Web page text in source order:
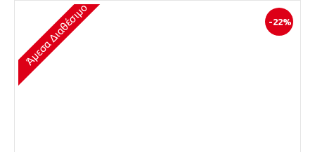
-22%
Άμεσα Διαθέσιμο